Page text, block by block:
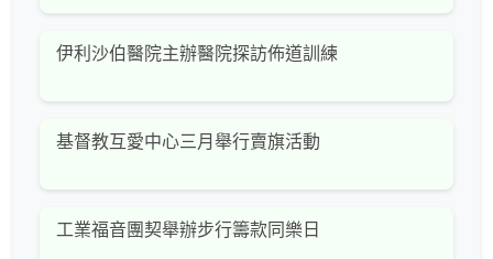
伊利沙伯醫院主辦醫院探訪佈道訓練
基督教互愛中心三月舉行賣旗活動
工業福音團契舉辦步行籌款同樂日